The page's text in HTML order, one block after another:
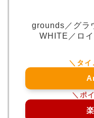
grounds／グラ
WHITE／ロ